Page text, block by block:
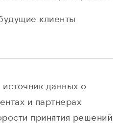
клиенты
данных о
и партнерах
принятия решений